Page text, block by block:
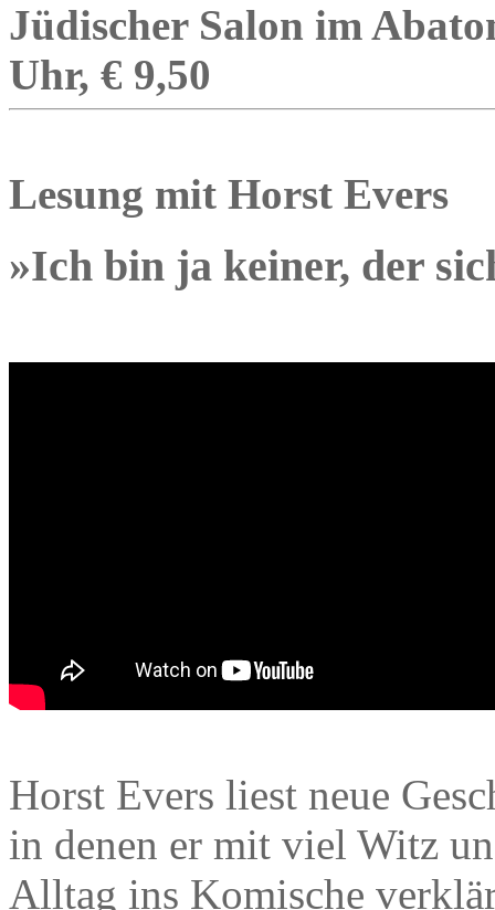
Jüdischer Salon im
Uhr, € 9,50
Lesung mit Horst Evers
»Ich bin ja keiner, der
Horst Evers liest neue
in denen er mit viel Witz
Alltag ins Komische